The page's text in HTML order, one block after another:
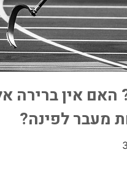
אין ברירה
מעבר לפינה?